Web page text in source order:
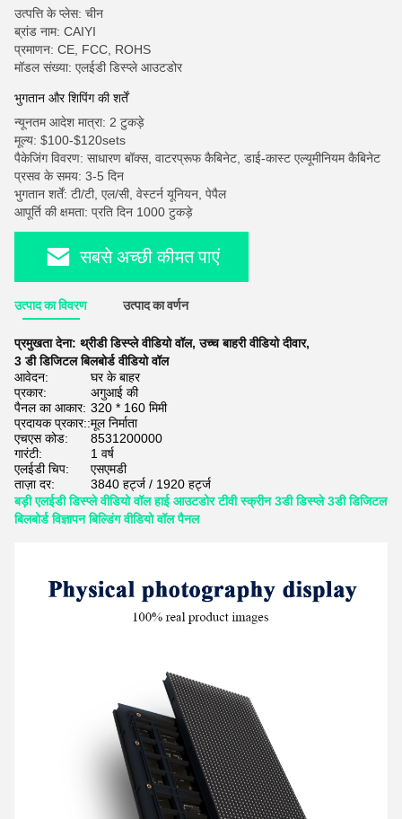
उत्पत्ति के प्लेस: चीन
ब्रांड नाम: CAIYI
प्रमाणन: CE, FCC, ROHS
मॉडल संख्या: एलईडी डिस्प्ले आउटडोर
भुगतान और शिपिंग की शर्तें
न्यूनतम आदेश मात्रा: 2 टुकड़े
मूल्य: $100-$120sets
पैकेजिंग विवरण: साधारण बॉक्स, वाटरप्रूफ कैबिनेट, डाई-कास्ट एल्यूमीनियम कैबिनेट
प्रसव के समय: 3-5 दिन
भुगतान शर्तें: टी/टी, एल/सी, वेस्टर्न यूनियन, पेपैल
आपूर्ति की क्षमता: प्रति दिन 1000 टुकड़े
सबसे अच्छी कीमत पाएं
उत्पाद का विवरण उत्पाद का वर्णन
प्रमुखता देना: थ्रीडी डिस्प्ले वीडियो वॉल,उच्च बाहरी वीडियो दीवार,
3 डी डिजिटल बिलबोर्ड वीडियो वॉल
आवेदन:
घर के बाहर
प्रकार:
अगुआई की
पैनल का आकार: 320 * 160 मिमी
प्रदायक प्रकार::मूल निर्माता
एचएस कोड:
8531200000
गारंटी:
1 वर्ष
एलईडी चिप:
एसएमडी
ताज़ा दर:
3840 हर्ट्ज / 1920 हर्ट्ज
बड़ी एलईडी डिस्प्ले वीडियो वॉल हाई आउटडोर टीवी स्क्रीन 3डी डिस्प्ले 3डी डिजिटल
बिलबोर्ड विज्ञापन बिल्डिंग वीडियो वॉल पैनल